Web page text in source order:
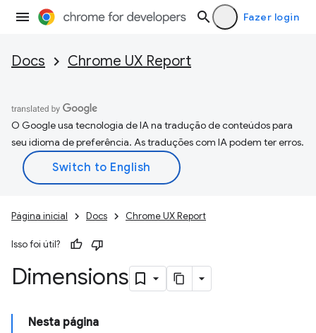
Fazer login
Docs Chrome UX Report
O Google usa tecnologia de IA na tradução de conteúdos para
seu idioma de preferência. As traduções com IA podem ter erros.
Página inicial Docs Chrome UX Report
Isso foi útil?
Dimensions
Nesta página